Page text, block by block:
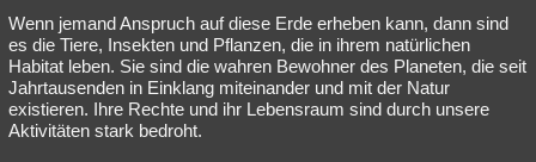
Wenn jemand Anspruch auf diese Erde erheben kann, dann sind
es die Tiere, Insekten und Pflanzen, die in ihrem natürlichen
Habitat leben. Sie sind die wahren Bewohner des Planeten, die seit
Jahrtausenden in Einklang miteinander und mit der Natur
existieren. Ihre Rechte und ihr Lebensraum sind durch unsere
Aktivitäten stark bedroht.